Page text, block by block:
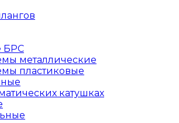
БРС
металлические
пластиковые
катушках